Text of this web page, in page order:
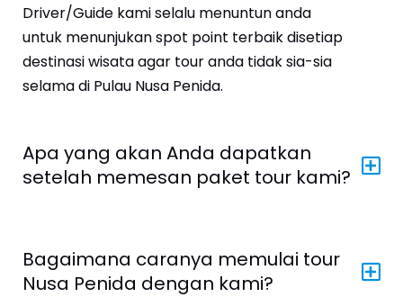
Driver/Guide kami selalu menuntun anda
untuk menunjukan spot point terbaik disetiap
destinasi wisata agar tour anda tidak sia-sia
selama di Pulau Nusa Penida.
Apa yang akan Anda dapatkan
setelah memesan paket tour kami?
Bagaimana caranya memulai tour
Nusa Penida dengan kami?